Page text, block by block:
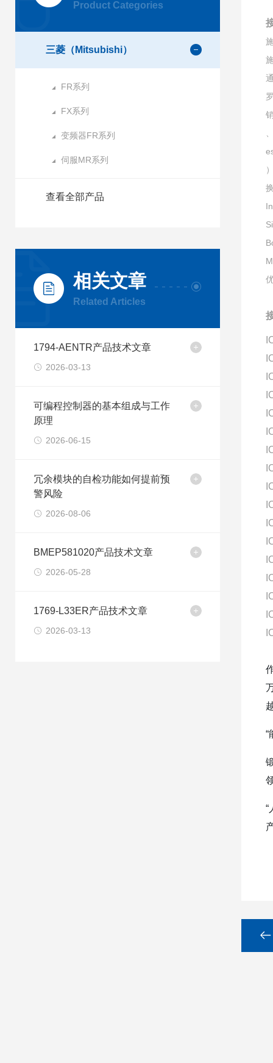
Product Categories
三菱（Mitsubishi）
FR系列
FX系列
变频器FR系列
伺服MR系列
查看全部产品
相关文章
Related Articles
1794-AENTR产品技术文章
2026-03-13
可编程控制器的基本组成与工作
原理
2026-06-15
冗余模块的自检功能如何提前预
警风险
2026-08-06
BMEP581020产品技术文章
2026-05-28
1769-L33ER产品技术文章
2026-03-13
“
“